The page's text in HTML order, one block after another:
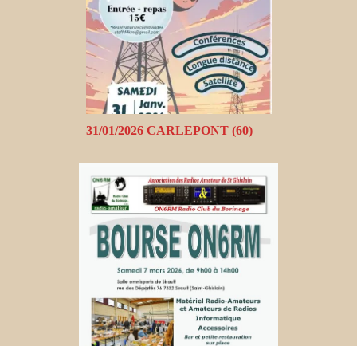
31/01/2026 CARLEPONT (60)